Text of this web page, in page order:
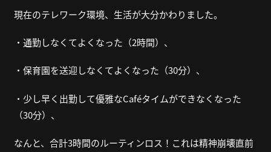
現在のテレワーク環境、生活が大分かわりました。
・通勤しなくてよくなった（2時間）、
・保育園を送迎しなくてよくなった（30分）、
・少し早く出勤して優雅なCaféタイムができなくなった
（30分）、
なんと、合計3時間のルーティンロス！これは精神崩壊直前